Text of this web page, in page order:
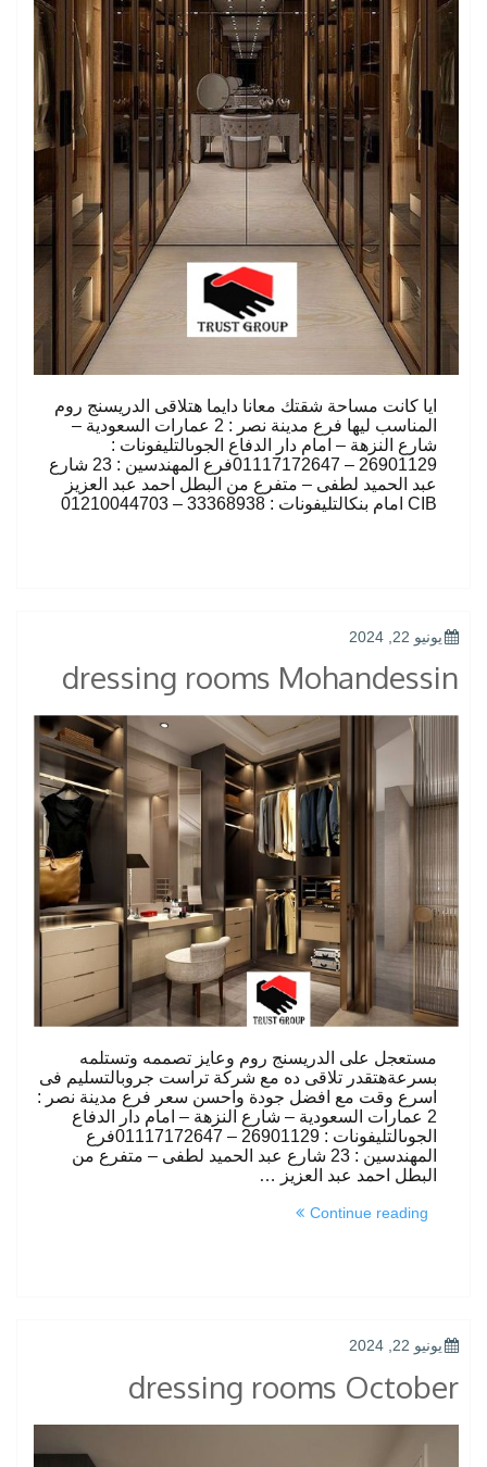
ايا كانت مساحة شقتك معانا دايما هتلاقى الدريسنج روم
المناسب ليها فرع مدينة نصر : 2 عمارات السعودية –
شارع النزهة – امام دار الدفاع الجوىالتليفونات :
26901129 – 01117172647فرع المهندسين : 23 شارع
عبد الحميد لطفى – متفرع من البطل احمد عبد العزيز
CIB امام بنكالتليفونات : 33368938 – 01210044703
POSTED
يونيو 22, 2024
dressing rooms Mohandessin
مستعجل على الدريسنج روم وعايز تصممه وتستلمه
بسرعةهتقدر تلاقى ده مع شركة تراست جروبالتسليم فى
اسرع وقت مع افضل جودة واحسن سعر فرع مدينة نصر :
2 عمارات السعودية – شارع النزهة – امام دار الدفاع
الجوىالتليفونات : 26901129 – 01117172647فرع
المهندسين : 23 شارع عبد الحميد لطفى – متفرع من
البطل احمد عبد العزيز …
Continue reading
POSTED
يونيو 22, 2024
dressing rooms October